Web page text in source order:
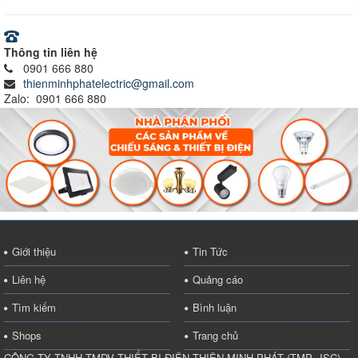
Thông tin liên hệ
0901 666 880
thienminhphatelectric@gmail.com
Zalo: 0901 666 880
Giới thiệu
Tin Tức
Liên hệ
Quảng cáo
Tìm kiếm
Bình luận
Shops
Trang chủ